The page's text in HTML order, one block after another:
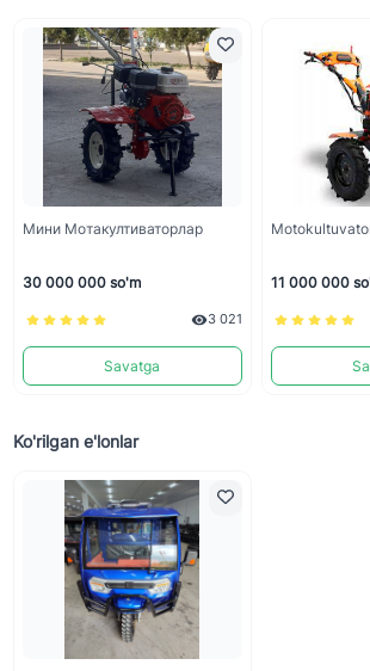
Мини Мотакултиваторлар
30 000 000 so'm
3 021
Savatga
11 000 000
Ko'rilgan e'lonlar